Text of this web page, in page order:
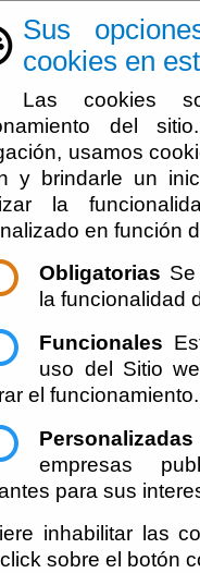
Sus
cookies en
Las cookies
del
usamos
y brindarle un
la
en función
Obligatorias
la funcionalidad
Funcionales
uso del Sitio
el funcionamiento.
Personalizadas
empresas
para sus
inhabilitar las
sobre el botón
El
LA JUNTA DE GOBIERNO LOCAL
DE LA
LOCAL
Olula del